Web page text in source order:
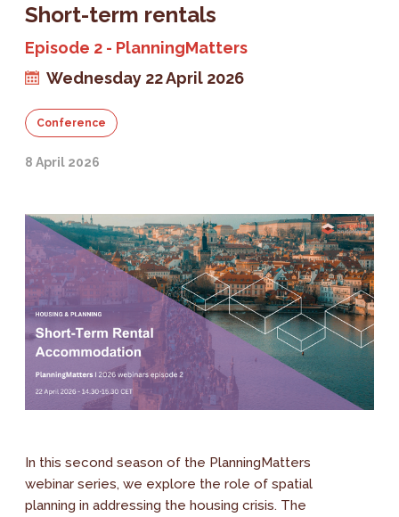
Short-term rentals
Episode 2 - PlanningMatters
Wednesday 22 April 2026
Conference
8 April 2026
In this second season of the PlanningMatters
webinar series, we explore the role of spatial
planning in addressing the housing crisis. The